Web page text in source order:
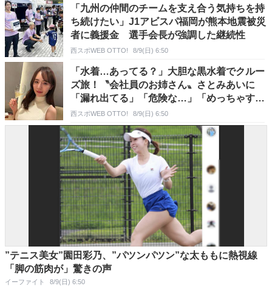
「九州の仲間のチームを支え合う気持ちを持
ち続けたい」J1アビスパ福岡が熊本地震被災
者に義援金 選手会長が強調した継続性
西スポWEB OTTO! 8/9(日) 6:50
「水着…あってる？」大胆な黒水着でクルー
ズ旅！〝会社員のお姉さん〟さとみあいに
「漏れ出てる」「危険な…」「めっちゃすて
き」
西スポWEB OTTO! 8/9(日) 6:50
”テニス美女”園田彩乃、”パツンパツン”な太ももに熱視線
「脚の筋肉が」驚きの声
イーファイト 8/9(日) 6:50